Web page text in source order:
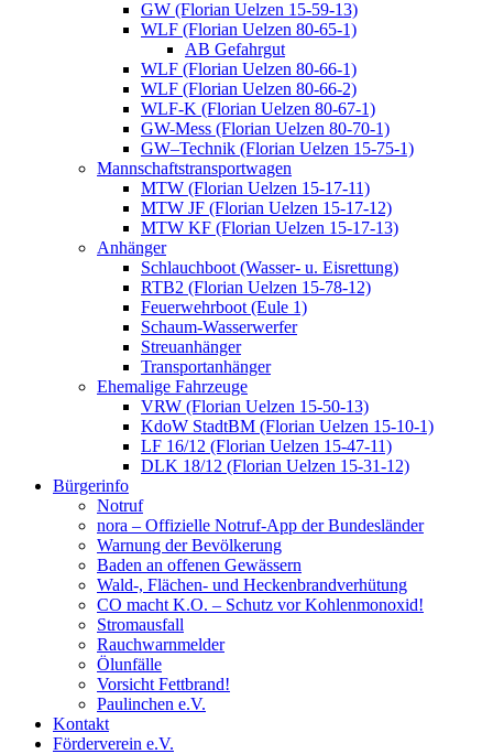
GW (Florian Uelzen 15-59-13)
WLF (Florian Uelzen 80-65-1)
AB Gefahrgut
WLF (Florian Uelzen 80-66-1)
WLF (Florian Uelzen 80-66-2)
WLF-K (Florian Uelzen 80-67-1)
GW-Mess (Florian Uelzen 80-70-1)
GW–Technik (Florian Uelzen 15-75-1)
Mannschaftstransportwagen
MTW (Florian Uelzen 15-17-11)
MTW JF (Florian Uelzen 15-17-12)
MTW KF (Florian Uelzen 15-17-13)
Anhänger
Schlauchboot (Wasser- u. Eisrettung)
RTB2 (Florian Uelzen 15-78-12)
Feuerwehrboot (Eule 1)
Schaum-Wasserwerfer
Streuanhänger
Transportanhänger
Ehemalige Fahrzeuge
VRW (Florian Uelzen 15-50-13)
KdoW StadtBM (Florian Uelzen 15-10-1)
LF 16/12 (Florian Uelzen 15-47-11)
DLK 18/12 (Florian Uelzen 15-31-12)
Bürgerinfo
Notruf
nora – Offizielle Notruf-App der Bundesländer
Warnung der Bevölkerung
Baden an offenen Gewässern
Wald-, Flächen- und Heckenbrandverhütung
CO macht K.O. – Schutz vor Kohlenmonoxid!
Stromausfall
Rauchwarnmelder
Ölunfälle
Vorsicht Fettbrand!
Paulinchen e.V.
Kontakt
Förderverein e.V.